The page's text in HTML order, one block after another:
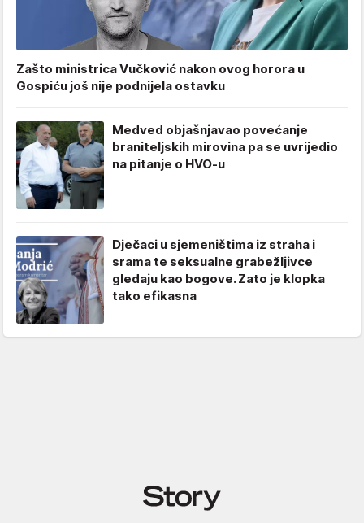
Zašto ministrica Vučković nakon ovog horora u
Gospiću još nije podnijela ostavku
Medved objašnjavao povećanje
braniteljskih mirovina pa se uvrijedio
na pitanje o HVO-u
Dječaci u sjemeništima iz straha i
srama te seksualne grabežljivce
gledaju kao bogove. Zato je klopka
tako efikasna